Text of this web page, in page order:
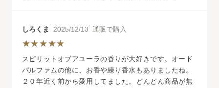
しろくま 2025/12/13 通販で購入
スピリットオブアユーラの香りが大好きです。オード
パルファムの他に、お香や練り香水もありましたね。
２０年近く前から愛用してました。どんどん商品が無